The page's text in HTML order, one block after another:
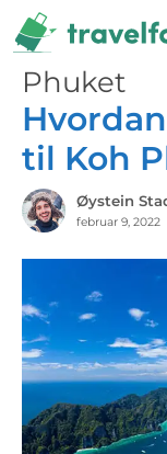
Hopp
til
innhold
Phuket
til Koh
Øystein
februar 9, 2022